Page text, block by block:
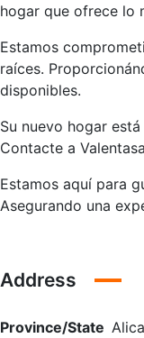
hogar que ofrece lo
Estamos
raíces.
disponibles.
Su nuevo hogar
Contacte a
Estamos aquí para
Asegurando una
Address
Province/State